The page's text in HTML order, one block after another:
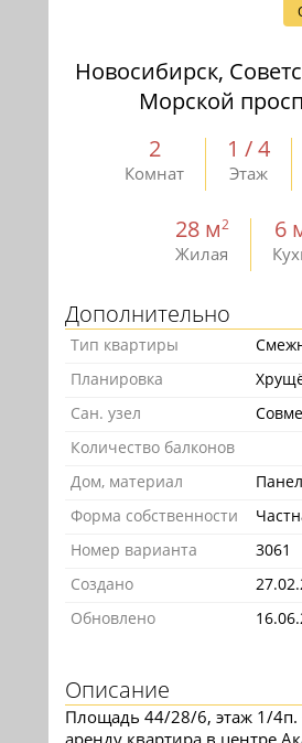
Новосибирск,
Морской
2
Комнат
1 / 4
Этаж
28 м2
Жилая
6
Дополнительно
Тип квартиры
Планировка
Сан. узел
Количество балконов
Дом, материал
Форма собственности
Номер варианта
3061
Создано
Обновлено
Описание
Площадь 44/28/6, этаж 1/4п.